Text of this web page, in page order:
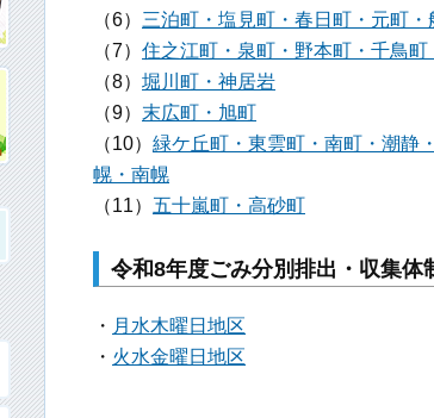
（6） 三泊町・塩見町・春日町・元町
（7） 住之江町・泉町・野本町・千鳥町
（8） 堀川町・神居岩
（9） 末広町・旭町
（10） 緑ケ丘町・東雲町・南町・潮静
幌・南幌
（11） 五十嵐町・高砂町
令和8年度ごみ分別排出・収集体
・ 月水木曜日地区
・ 火水金曜日地区